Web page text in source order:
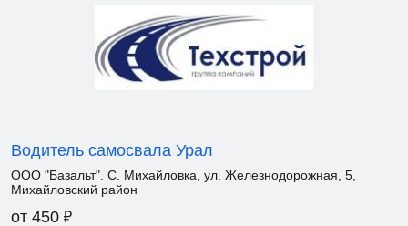
Водитель самосвала Урал
ООО "Базальт". С. Михайловка, ул. Железнодорожная, 5,
Михайловский район
от 450 ₽